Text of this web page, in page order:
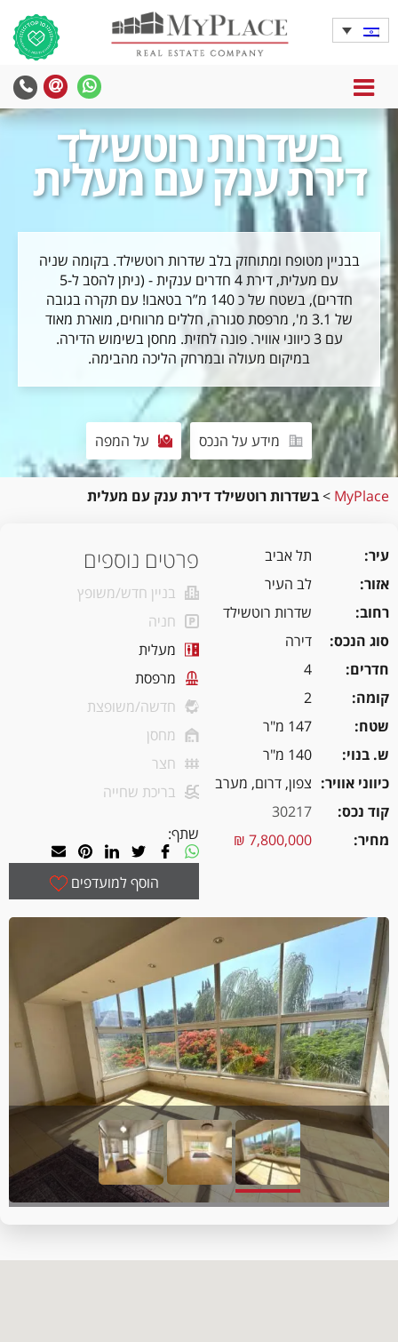
MyPlace
-
WhatsApp
-
קשר
MENU
בשדרות רוטשילד
דירת ענק עם מעלית
בבניין מטופח ומתוחזק בלב שדרות רוטשילד. בקומה שניה
עם מעלית, דירת 4 חדרים ענקית - (ניתן להסב ל-5
חדרים), בשטח של כ 140 מ”ר בטאבו! עם תקרה בגובה
של 3.1 מ', מרפסת סגורה, חללים מרווחים, מוארת מאוד
עם 3 כיווני אוויר. פונה לחזית. מחסן בשימוש הדירה.
במיקום מעולה ובמרחק הליכה מהבימה.
מידע על הנכס על המפה
MyPlace
>בשדרות רוטשילד דירת ענק עם מעלית
עיר
תל אביב
אזור
לב העיר
רחוב
שדרות רוטשילד
סוג הנכס
דירה
חדרים
4
קומה
2
שטח
147 מ"ר
ש. בנוי
140 מ"ר
כיווני אוויר
צפון, דרום, מערב
קוד נכס
30217
מחיר
7,800,000 ₪
פרטים נוספים
בניין חדש/משופץ
חניה
מעלית
מרפסת
חדשה/משופצת
מחסן
חצר
בריכת שחייה
שתף:
הוסף למועדפים